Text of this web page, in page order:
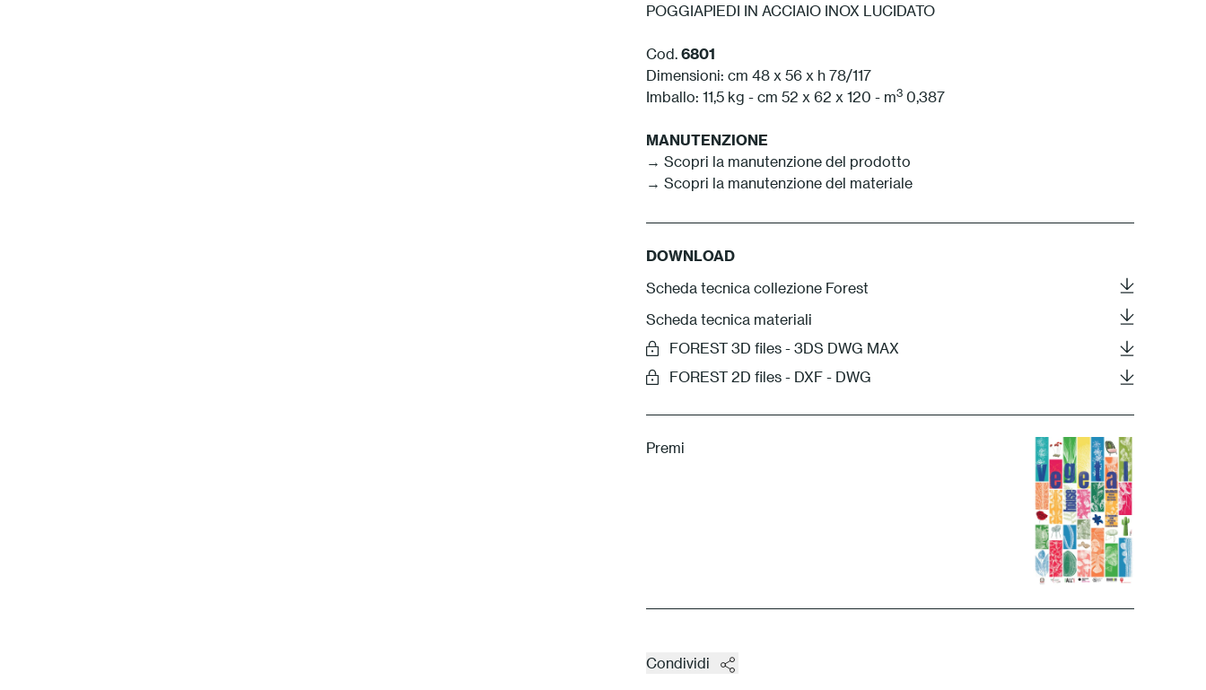
POGGIAPIEDI IN ACCIAIO INOX LUCIDATO
Cod. 6801
Dimensioni: cm 48 x 56 x h 78/117
Imballo: 11,5 kg - cm 52 x 62 x 120 - m3 0,387
MANUTENZIONE
→ Scopri la manutenzione del prodotto
→ Scopri la manutenzione del materiale
DOWNLOAD
Scheda tecnica collezione Forest
Scheda tecnica materiali
FOREST 3D files - 3DS DWG MAX
FOREST 2D files - DXF - DWG
Premi
Condividi